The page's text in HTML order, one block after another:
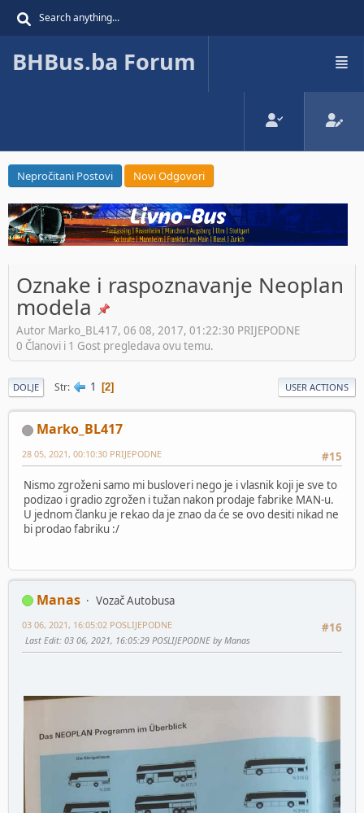
BHBus.ba Forum
Nepročitani Postovi Novi Odgovori
Oznake i raspoznavanje Neoplan
modela
Autor Marko_BL417, 06 08, 2017, 01:22:30 PRIJEPODNE
0 Članovi i 1 Gost pregledava ovu temu.
DOLJE Str 1 2 USER ACTIONS
Marko_BL417
#15
28 05, 2021, 00:10:30 PRIJEPODNE
Nismo zgroženi samo mi busloveri nego je i vlasnik koji je sve to
podizao i gradio zgrožen i tužan nakon prodaje fabrike MAN-u.
U jednom članku je rekao da je znao da će se ovo desiti nikad ne
bi prodao fabriku :/
Manas
Vozač Autobusa
#16
03 06, 2021, 16:05:02 POSLIJEPODNE
Last Edit: 03 06, 2021, 16:05:29 POSLIJEPODNE by Manas